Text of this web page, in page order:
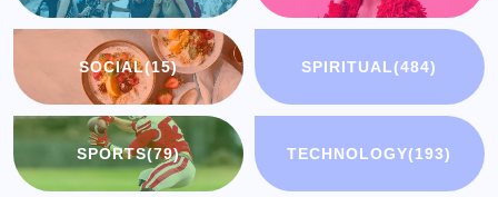
SOCIAL(15) SPIRITUAL(484)
SPORTS(79) TECHNOLOGY(193)